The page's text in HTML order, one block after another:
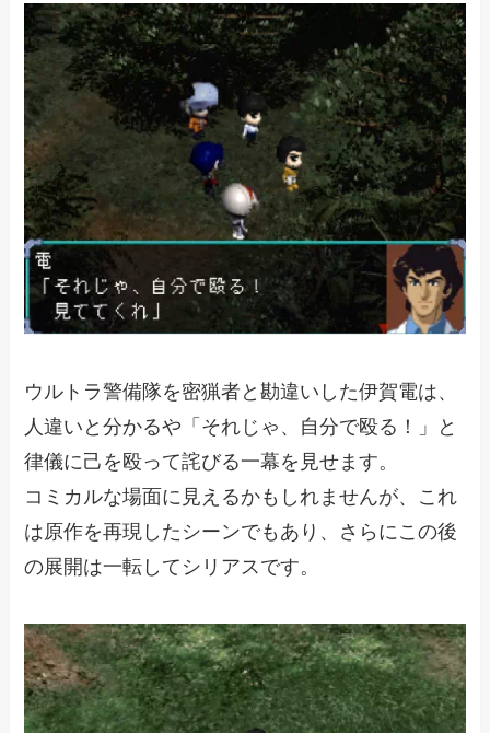
ウルトラ警備隊を密猟者と勘違いした伊賀電は、
人違いと分かるや「それじゃ、自分で殴る！」と
律儀に己を殴って詫びる一幕を見せます。
コミカルな場面に見えるかもしれませんが、これ
は原作を再現したシーンでもあり、さらにこの後
の展開は一転してシリアスです。